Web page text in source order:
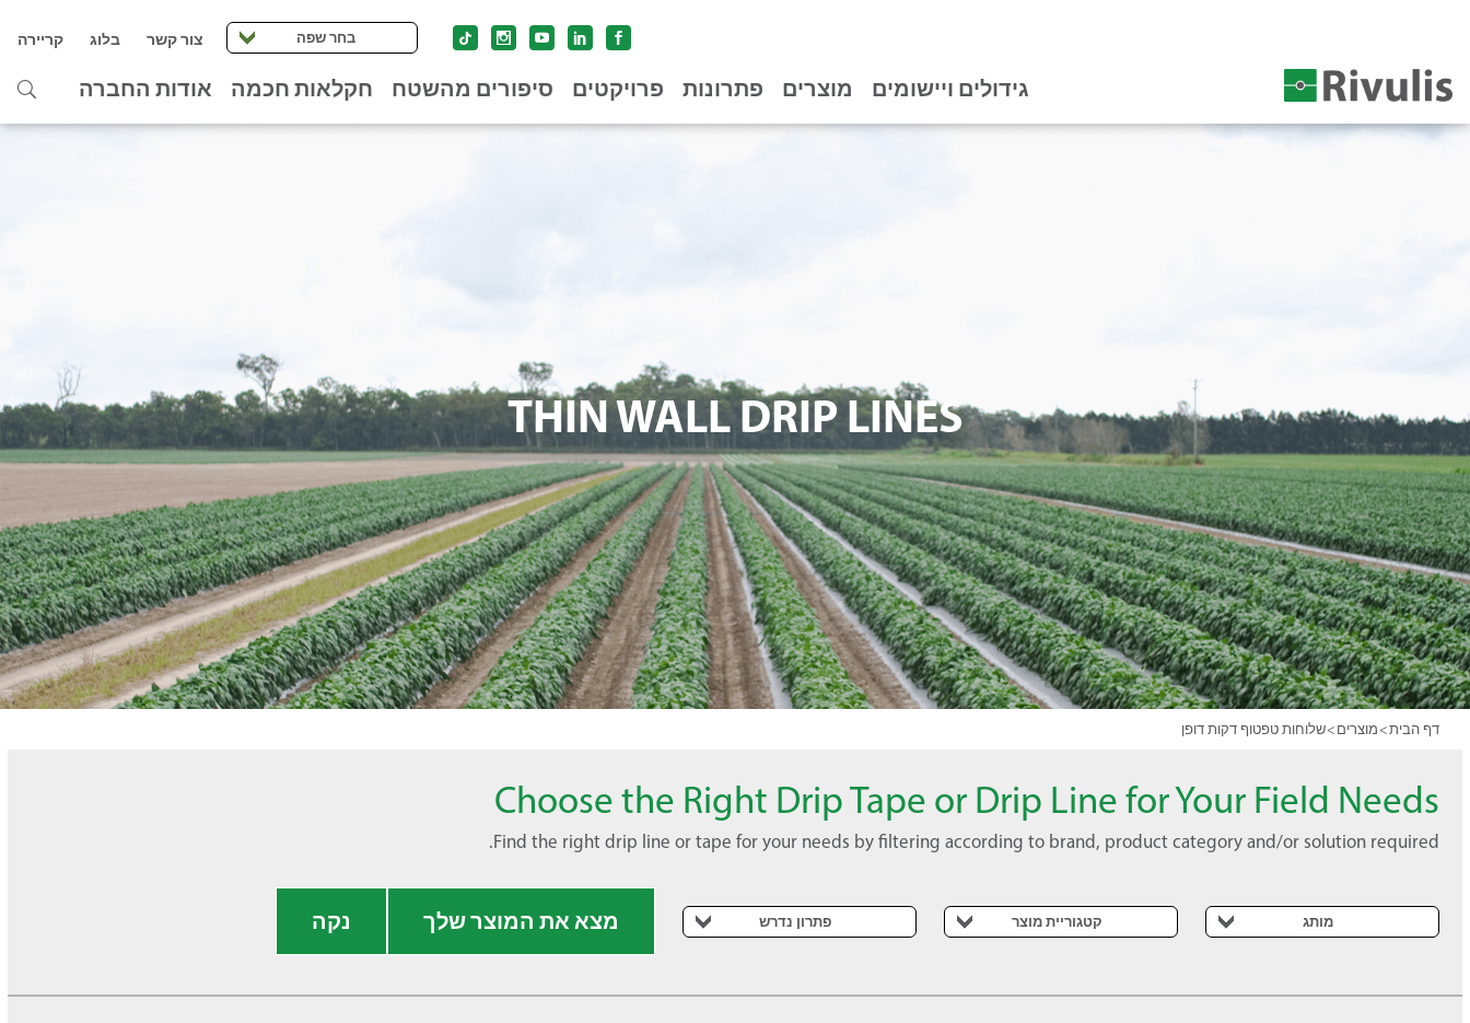
גידולים ויישומים מוצרים פתרונות פרויקטים סיפורים מהשטח חקלאות חכמה אודות החברה
צור קשר בלוג קריירה בחר שפה
THIN WALL DRIP LINES
דף הבית> מוצרים >שלוחות טפטוף דקות דופן
Choose the Right Drip Tape or Drip Line for Your Field Needs
Find the right drip line or tape for your needs by filtering according to brand, product category and/or solution required.
מותג קטגוריית מוצר פתרון נדרש מצא את המוצר שלך נקה